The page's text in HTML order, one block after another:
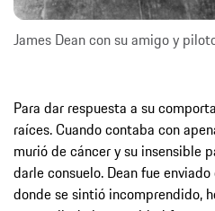
James Dean con su amigo y
Para dar respuesta a su
raíces. Cuando contaba con
murió de cáncer y su insensible
darle consuelo. Dean fue
donde se sintió incomprendido,